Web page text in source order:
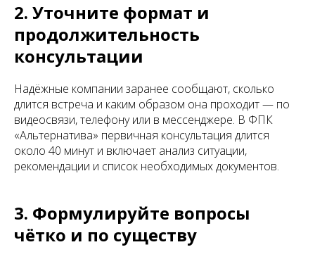
2. Уточните формат и
продолжительность
консультации
Надёжные компании заранее сообщают, сколько
длится встреча и каким образом она проходит — по
видеосвязи, телефону или в мессенджере. В ФПК
«Альтернатива» первичная консультация длится
около 40 минут и включает анализ ситуации,
рекомендации и список необходимых документов.
3. Формулируйте вопросы
чётко и по существу